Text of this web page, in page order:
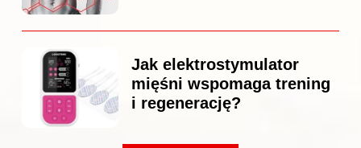
Jak elektrostymulator
mięśni wspomaga trening
i regenerację?